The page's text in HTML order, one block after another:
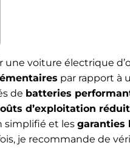
une voiture électrique
par rapport à
de batteries
d’exploitation
simplifié et les garanties
je recommande de